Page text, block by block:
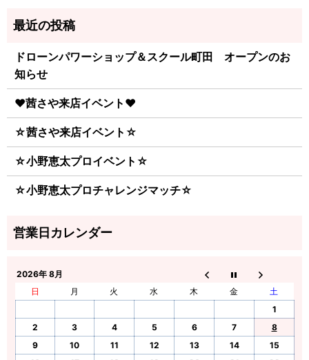
ドローンパワーショップ＆スクール町田 オープンのお
知らせ
♥茜さや来店イベント♥
☆茜さや来店イベント☆
☆小野恵太プロイベント☆
☆小野恵太プロチャレンジマッチ☆
2026年 8月
日
月 火 水 木 金
土
1
2
3 4 5 6 7
8
9
10 11 12 13 14
15